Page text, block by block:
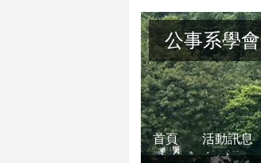
公事系學會
首頁 活動訊息